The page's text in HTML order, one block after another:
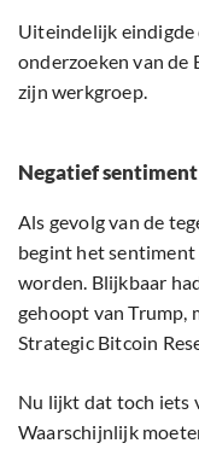
Uiteindelijk eindigde
onderzoeken van
zijn werkgroep.
Negatief
Als gevolg van de
begint het
worden. Blijkbaar
gehoopt van Trump,
Strategic Bitcoin
Nu lijkt dat toch iets
Waarschijnlijk